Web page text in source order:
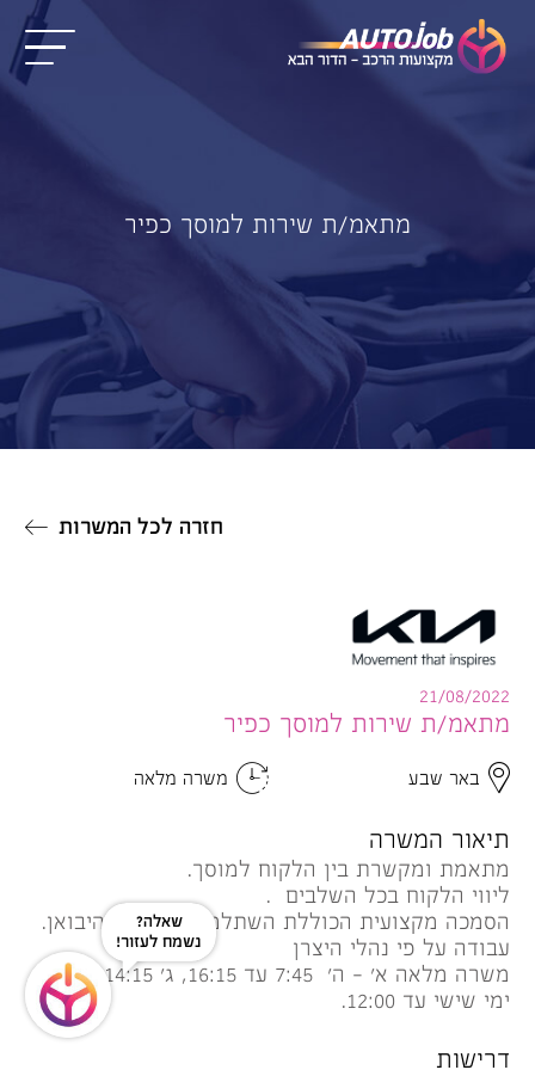
מתאמ/ת שירות למוסך כפיר
חזרה לכל המשרות
21/08/2022
מתאמ/ת שירות למוסך כפיר
באר שבע משרה מלאה
תיאור המשרה
מתאמת ומקשרת בין הלקוח למוסך.
ליווי הלקוח בכל השלבים .
הסמכה מקצועית הכוללת השתלמויות מטעם היבואן.
עבודה על פי נהלי היצרן
משרה מלאה א' – ה' 7:45 עד 16:15, ג' 7:45-14:15
ימי שישי עד 12:00.
דרישות
שאלה?
נשמח לעזור!